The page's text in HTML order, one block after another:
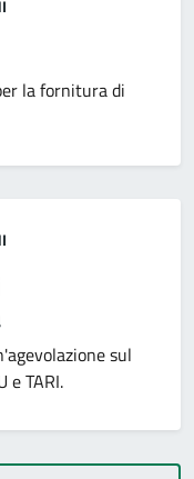
la fornitura di
sul
e TARI.